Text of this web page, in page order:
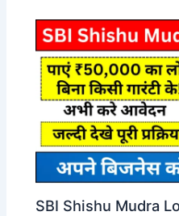
SBI Shishu Mudra